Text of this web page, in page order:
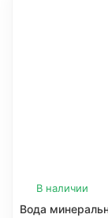
В наличии
Вода